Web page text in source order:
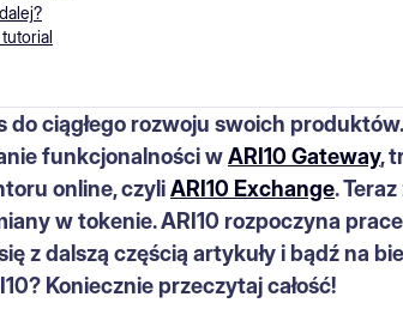
do ciągłego rozwoju swoich
funkcjonalności wARI10 Gateway,
online, czyliARI10 Exchange.
w tokenie. ARI10 rozpoczyna
z dalszą częścią artykuły i bądź na
Koniecznie przeczytaj całość!